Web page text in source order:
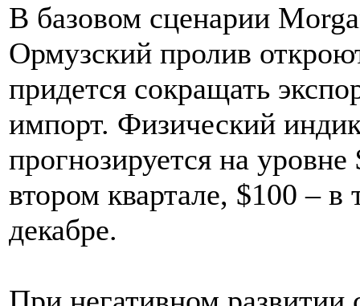
В базовом сценарии
Ормузский пролив
придется сокращать
импорт. Физический
прогнозируется на
втором квартале, $100 – в
декабре.